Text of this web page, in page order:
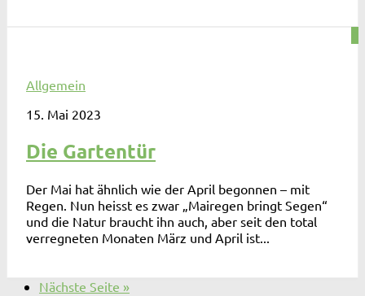
Allgemein
15. Mai 2023
Die Gartentür
Der Mai hat ähnlich wie der April begonnen – mit
Regen. Nun heisst es zwar „Mairegen bringt Segen“
und die Natur braucht ihn auch, aber seit den total
verregneten Monaten März und April ist...
Nächste Seite »